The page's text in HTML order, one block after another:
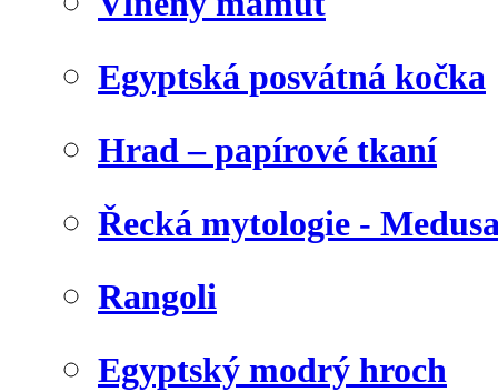
Egyptská posvátná kočka
Hrad – papírové tkaní
Řecká mytologie -
Rangoli
Egyptský modrý hroch